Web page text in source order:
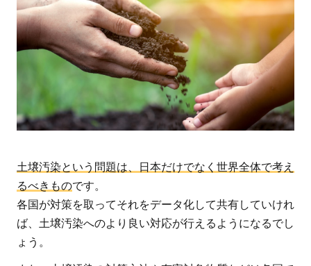
土壌汚染という問題は、日本だけでなく世界全体で考え
るべきものです。
各国が対策を取ってそれをデータ化して共有していけれ
ば、土壌汚染へのより良い対応が行えるようになるでし
ょう。